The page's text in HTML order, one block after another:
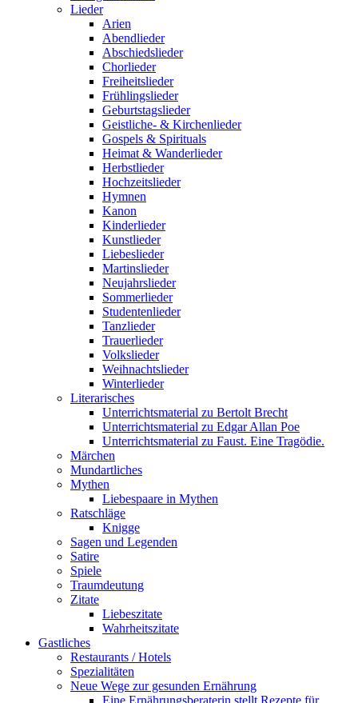
Lieder
Arien
Abendlieder
Abschiedslieder
Chorlieder
Freiheitslieder
Frühlingslieder
Geburtstagslieder
Geistliche- & Kirchenlieder
Gospels & Spirituals
Heimat & Wanderlieder
Herbstlieder
Hochzeitslieder
Hymnen
Kanon
Kinderlieder
Kunstlieder
Liebeslieder
Martinslieder
Neujahrslieder
Sommerlieder
Studentenlieder
Tanzlieder
Trauerlieder
Volkslieder
Weihnachtslieder
Winterlieder
Literarisches
Unterrichtsmaterial zu Bertolt Brecht
Unterrichtsmaterial zu Edgar Allan Poe
Unterrichtsmaterial zu Faust. Eine Tragödie.
Märchen
Mundartliches
Mythen
Liebespaare in Mythen
Ratschläge
Knigge
Sagen und Legenden
Satire
Spiele
Traumdeutung
Zitate
Liebeszitate
Wahrheitszitate
Gastliches
Restaurants / Hotels
Spezialitäten
Neue Wege zur gesunden Ernährung
Eine Ernährungsberaterin stellt Rezepte für